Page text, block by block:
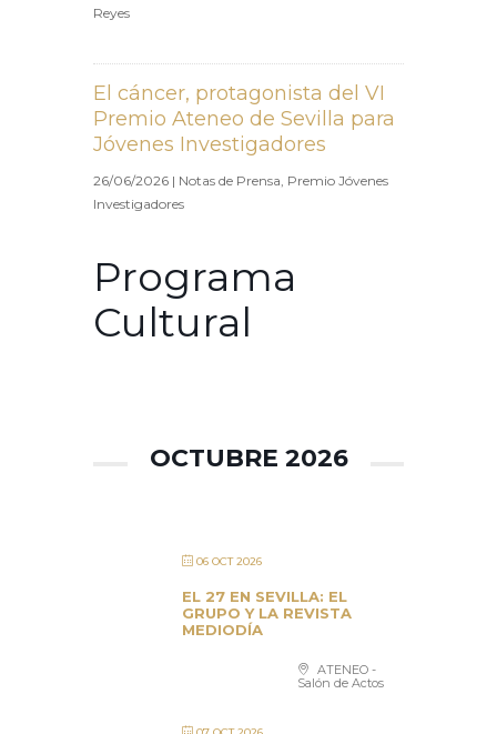
Reyes
El cáncer, protagonista del VI
Premio Ateneo de Sevilla para
Jóvenes Investigadores
26/06/2026 | Notas de Prensa, Premio Jóvenes
Investigadores
Programa
Cultural
OCTUBRE 2026
06 OCT 2026
EL 27 EN SEVILLA: EL
GRUPO Y LA REVISTA
MEDIODÍA
ATENEO -
Salón de Actos